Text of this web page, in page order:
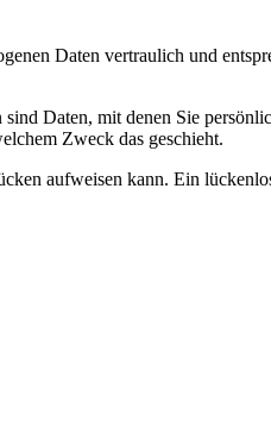
Daten vertraulich und
sind Daten, mit denen Sie
Zweck das geschieht.
aufweisen kann. Ein